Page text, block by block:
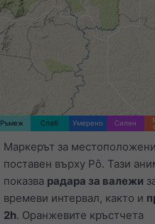
Ръмеж Слаб Умерено Силен
Маркерът за
поставен върху Pô. Тази
показва радара за валежи
времеви интервал, както и
2h. Оранжевите кръстчета